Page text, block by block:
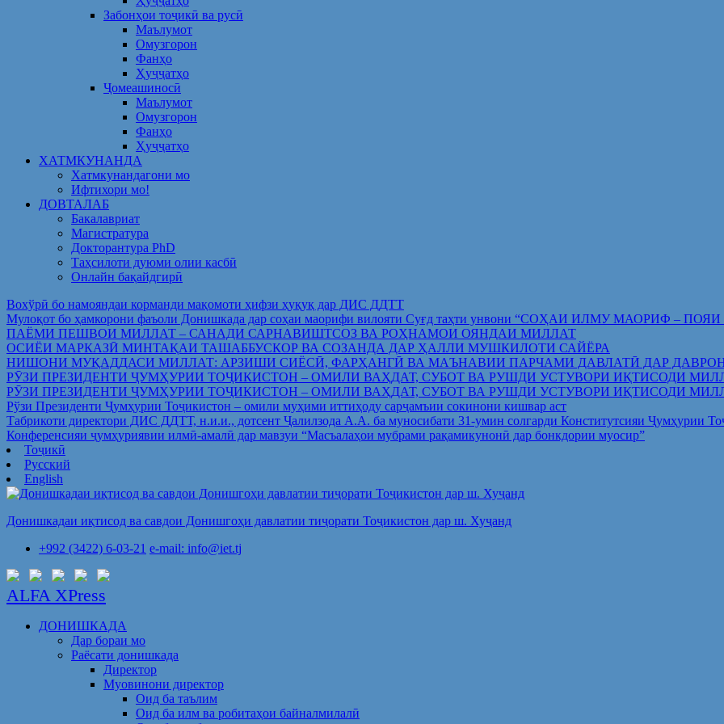
Забонҳои тоҷикӣ ва русӣ
Маълумот
Омузгорон
Фанҳо
Ҳуҷҷатҳо
Ҷомеашиносӣ
Маълумот
Омузгорон
Фанҳо
Ҳуҷҷатҳо
ХАТМКУНАНДА
Хатмкунандагони мо
Ифтихори мо!
ДОВТАЛАБ
Бакалавриат
Магистратура
Докторантура PhD
Таҳсилоти дуюми олии касбӣ
Онлайн бақайдгирӣ
Вохўрӣ бо намояндаи корманди мақомоти ҳифзи ҳуқуқ дар ДИС ДДТТ
Мулоқот бо ҳамкорони фаъоли Донишкада дар соҳаи маорифи вилояти Суғд таҳти унвони “СОҲАИ ИЛМУ МАОРИФ
ПАЁМИ ПЕШВОИ МИЛЛАТ – САНАДИ САРНАВИШТСОЗ ВА РОҲНАМОИ ОЯНДАИ МИЛЛАТ
ОСИЁИ МАРКАЗӢ МИНТАҚАИ ТАШАББУСКОР ВА СОЗАНДА ДАР ҲАЛЛИ МУШКИЛОТИ САЙЁРА
НИШОНИ МУҚАДДАСИ МИЛЛАТ: АРЗИШИ СИЁСӢ, ФАРҲАНГӢ ВА МАЪНАВИИ ПАРЧАМИ ДАВЛАТӢ ДАР
РӮЗИ ПРЕЗИДЕНТИ ҶУМҲУРИИ ТОҶИКИСТОН – ОМИЛИ ВАҲДАТ, СУБОТ ВА РУШДИ УСТУВОРИ ИҚТИСОДИ
РӮЗИ ПРЕЗИДЕНТИ ҶУМҲУРИИ ТОҶИКИСТОН – ОМИЛИ ВАҲДАТ, СУБОТ ВА РУШДИ УСТУВОРИ ИҚТИСОДИ
Рўзи Президенти Ҷумҳурии Тоҷикистон – омили муҳими иттиҳоду сарҷамъии сокинони кишвар аст
Табрикоти директори ДИС ДДТТ, н.и.и., дотсент Ҷалилзода А.А. ба муносибати 31-умин солгарди Конститутсияи Ҷумҳурии
Конференсияи ҷумҳуриявии илмӣ-амалӣ дар мавзуи “Масъалаҳои мубрами рақамикунонӣ дар бонкдории муосир”
Тоҷикӣ
Русский
English
Донишкадаи иқтисод ва савдои Донишгоҳи давлатии тиҷорати Тоҷикистон дар ш. Хуҷанд
+992 (3422) 6-03-21 e-mail: info@iet.tj
ALFA XPress
ДОНИШКАДА
Дар бораи мо
Раёсати донишкада
Директор
Муовинони директор
Оид ба таълим
Оид ба илм ва робитаҳои байналмилалӣ